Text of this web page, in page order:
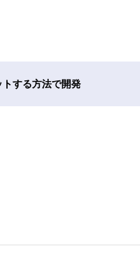
する方法で開発